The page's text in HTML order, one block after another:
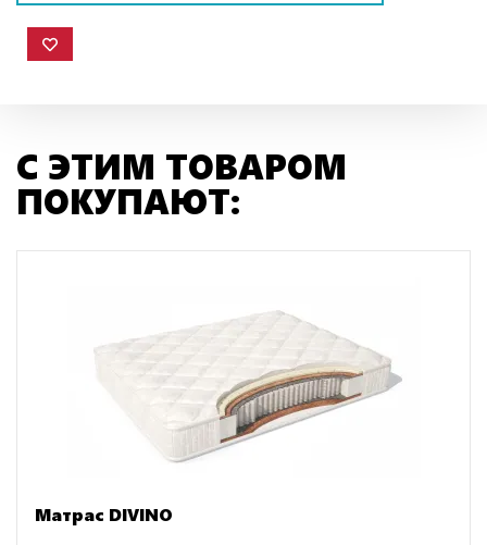
С ЭТИМ ТОВАРОМ
ПОКУПАЮТ:
Матрас DIVINO